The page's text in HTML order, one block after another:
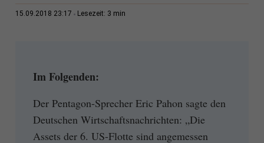
15.09.2018 23:17 Lesezeit: 3 min
Im Folgenden:
Der Pentagon-Sprecher Eric Pahon sagte den
Deutschen Wirtschaftsnachrichten: „Die
Assets der 6. US-Flotte sind angemessen